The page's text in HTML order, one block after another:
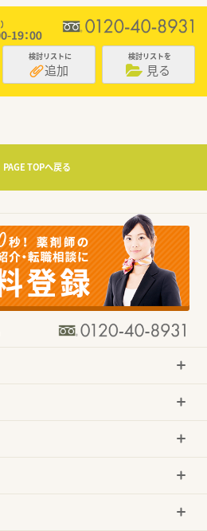
検討リストに
追加
検討リストを
見る
PAGE TOPへ戻る